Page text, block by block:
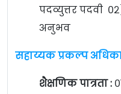
पदव्युत्तर पदवी
अनुभव
सहाय्यक प्रकल्प
शैक्षणिक पात्रता :